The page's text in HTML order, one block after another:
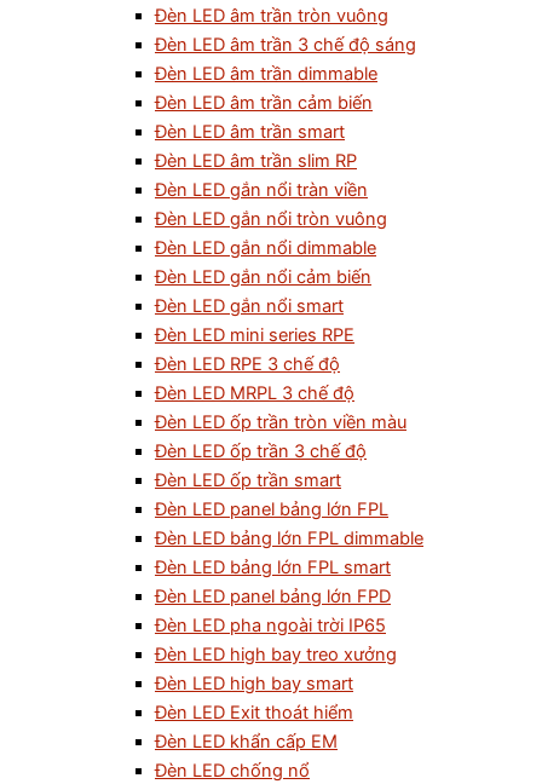
Đèn LED âm trần tròn vuông
Đèn LED âm trần 3 chế độ sáng
Đèn LED âm trần dimmable
Đèn LED âm trần cảm biến
Đèn LED âm trần smart
Đèn LED âm trần slim RP
Đèn LED gắn nổi tràn viền
Đèn LED gắn nổi tròn vuông
Đèn LED gắn nổi dimmable
Đèn LED gắn nổi cảm biến
Đèn LED gắn nổi smart
Đèn LED mini series RPE
Đèn LED RPE 3 chế độ
Đèn LED MRPL 3 chế độ
Đèn LED ốp trần tròn viền màu
Đèn LED ốp trần 3 chế độ
Đèn LED ốp trần smart
Đèn LED panel bảng lớn FPL
Đèn LED bảng lớn FPL dimmable
Đèn LED bảng lớn FPL smart
Đèn LED panel bảng lớn FPD
Đèn LED pha ngoài trời IP65
Đèn LED high bay treo xưởng
Đèn LED high bay smart
Đèn LED Exit thoát hiểm
Đèn LED khẩn cấp EM
Đèn LED chống nổ